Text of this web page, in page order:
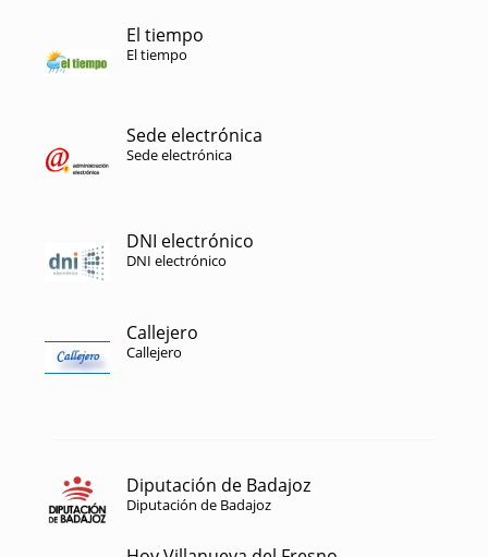
El tiempo
El tiempo
Sede electrónica
Sede electrónica
DNI electrónico
DNI electrónico
Callejero
Callejero
Diputación de Badajoz
Diputación de Badajoz